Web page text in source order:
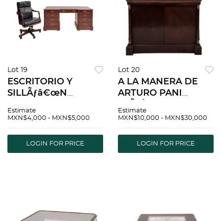
Lot 19
ESCRITORIO Y
SILLÃƒâ€œN
Elaborados en
Escritorio con
cubierta irregular, 9
Estimate
MXN$4,000 - MXN$5,000
LOGIN FOR PRICE
Lot 20
A LA MANERA DE
ARTURO PANI
1981) GABINETE
XX Elaborado en
madera Cubierta
Estimate
MXN$10,000 - MXN$30,000
LOGIN FOR PRICE